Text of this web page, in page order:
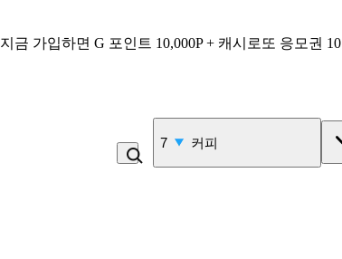
지금 가입하면 G 포인트 10,000P + 캐시로또 응모권
7 커피